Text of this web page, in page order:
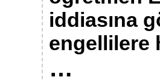
iddiasına
engellilere
…